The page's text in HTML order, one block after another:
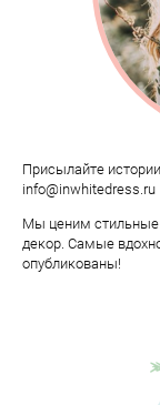
Присылайте
info@inwhitedress.ru
Мы ценим стильные
декор. Самые
опубликованы!